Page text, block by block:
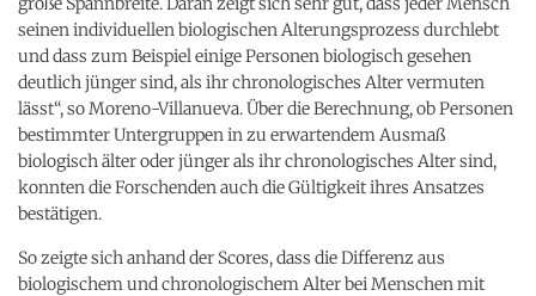
seinen individuellen biologischen Alterungsprozess durchlebt
und dass zum Beispiel einige Personen biologisch gesehen
deutlich jünger sind, als ihr chronologisches Alter vermuten
lässt“, so Moreno-Villanueva. Über die Berechnung, ob Personen
bestimmter Untergruppen in zu erwartendem Ausmaß
biologisch älter oder jünger als ihr chronologisches Alter sind,
konnten die Forschenden auch die Gültigkeit ihres Ansatzes
bestätigen.
So zeigte sich anhand der Scores, dass die Differenz aus
biologischem und chronologischem Alter bei Menschen mit